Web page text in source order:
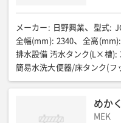
メーカー : 日野興業 型式:
全幅(mm): 2340 全高(mm):
排水設備 汚水タンク(L×槽):
簡易水洗大便器/床タンク(フ
フットペダル手洗器/化粧鏡/
白熱灯×2/
めか
MEK